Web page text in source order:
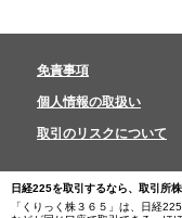
免責事項
個人情報の取扱い
取引のリスクについて
日経225を取引するなら、取引所
「くりっく株３６５」は、日経